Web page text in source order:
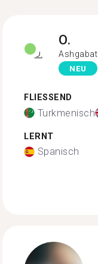
O.
Ashgabat
NEU
FLIESSEND
Turkmenisch
LERNT
Spanisch